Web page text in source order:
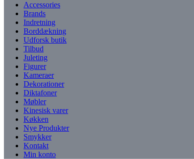
Accessories
Brands
Indretning
Borddækning
Udforsk butik
Tilbud
Juleting
Figurer
Kameraer
Dekorationer
Diktafoner
Møbler
Kinesisk varer
Køkken
Nye Produkter
Smykker
Kontakt
Min konto